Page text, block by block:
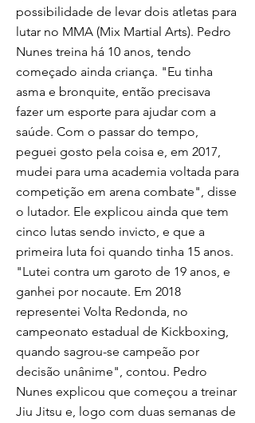
possibilidade de levar dois atletas para
lutar no MMA (Mix Martial Arts). Pedro
Nunes treina há 10 anos, tendo
começado ainda criança. "Eu tinha
asma e bronquite, então precisava
fazer um esporte para ajudar com a
saúde. Com o passar do tempo,
peguei gosto pela coisa e, em 2017,
mudei para uma academia voltada para
competição em arena combate", disse
o lutador. Ele explicou ainda que tem
cinco lutas sendo invicto, e que a
primeira luta foi quando tinha 15 anos.
"Lutei contra um garoto de 19 anos, e
ganhei por nocaute. Em 2018
representei Volta Redonda, no
campeonato estadual de Kickboxing,
quando sagrou-se campeão por
decisão unânime", contou. Pedro
Nunes explicou que começou a treinar
Jiu Jitsu e, logo com duas semanas de